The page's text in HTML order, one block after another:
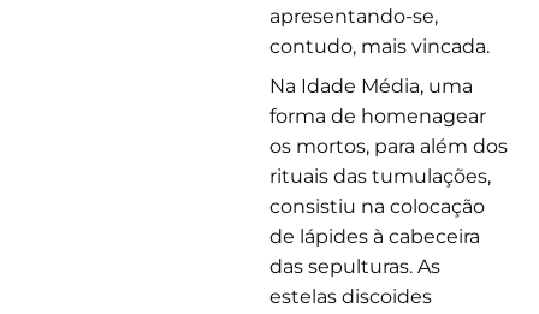
apresentando-se,
contudo, mais vincada.
Na Idade Média, uma
forma de homenagear
os mortos, para além dos
rituais das tumulações,
consistiu na colocação
de lápides à cabeceira
das sepulturas. As
estelas discoides